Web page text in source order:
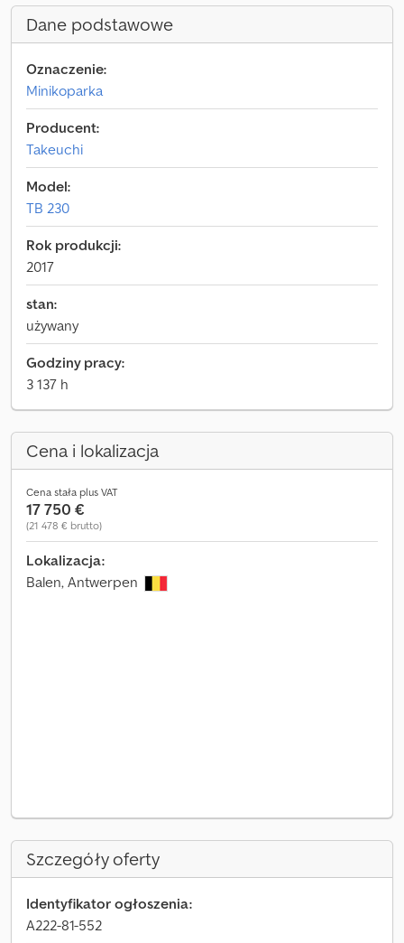
Dane podstawowe
Oznaczenie:
Minikoparka
Producent:
Takeuchi
Model:
TB 230
Rok produkcji:
2017
stan:
używany
Godziny pracy:
3 137 h
Cena i lokalizacja
Cena stała plus VAT
17 750 €
(21 478 € brutto)
Lokalizacja:
Balen, Antwerpen
Szczegóły oferty
Identyfikator ogłoszenia:
A222-81-552